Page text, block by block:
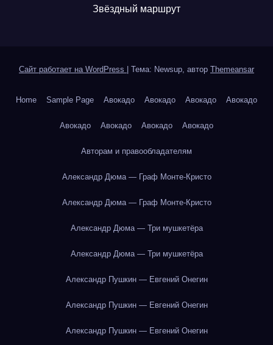
Звёздный маршрут
Сайт работает на WordPress Тема: Newsup, автор Themeansar
Home Sample Page Авокадо Авокадо Авокадо Авокадо
Авокадо Авокадо Авокадо Авокадо
Авторам и правообладателям
Александр Дюма — Граф Монте-Кристо
Александр Дюма — Граф Монте-Кристо
Александр Дюма — Три мушкетёра
Александр Дюма — Три мушкетёра
Александр Пушкин — Евгений Онегин
Александр Пушкин — Евгений Онегин
Александр Пушкин — Евгений Онегин